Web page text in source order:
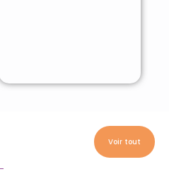
Voir tout